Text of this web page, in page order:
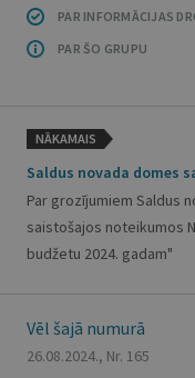
PAR INFORMĀCIJAS
PAR ŠO GRUPU
NĀKAMAIS
Saldus novada domes
Par grozījumiem Saldus
saistošajos noteikumos
budžetu 2024. gadam"
Vēl šajā numurā
26.08.2024., Nr. 165